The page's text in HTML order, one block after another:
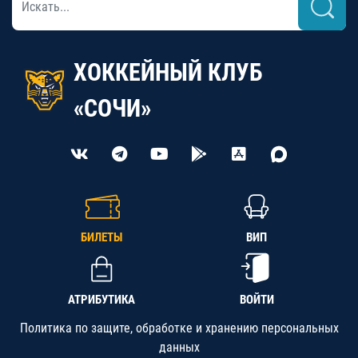
ХОККЕЙНЫЙ КЛУБ
«СОЧИ»
БИЛЕТЫ ВИП
АТРИБУТИКА ВОЙТИ
Политика по защите, обработке и хранению персональных
данных